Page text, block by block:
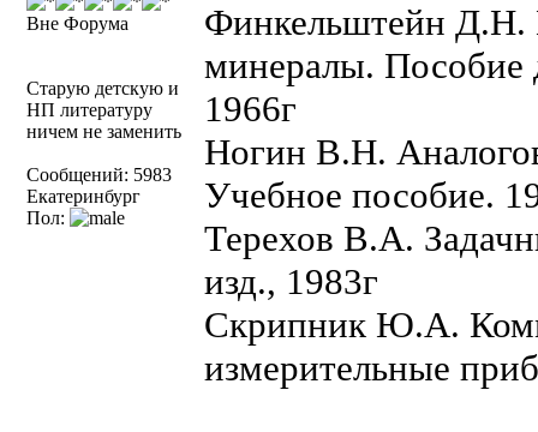
Вне Форума
Старую детскую и
НП литературу
ничем не заменить
Сообщений: 5983
Екатеринбург
Пол:
Финкельштейн Д.Н.
минералы. Пособие
1966г
Ногин В.Н.
Учебное пособие.
Терехов В.А.
изд., 1983г
Скрипник Ю.А.
измерительные